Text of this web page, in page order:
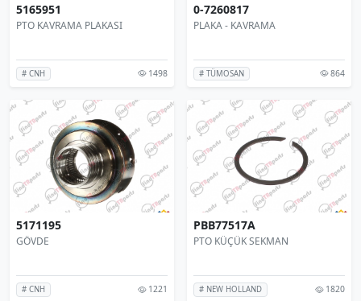
5165951
PTO KAVRAMA PLAKASI
# CNH 1498
0-7260817
PLAKA - KAVRAMA
# TÜMOSAN 864
5171195
GÖVDE
# CNH 1221
PBB77517A
PTO KÜÇÜK SEKMAN
# NEW HOLLAND 1820